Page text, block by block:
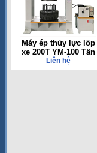
Máy ép thủy lực lốp
xe 200T YM-100 Tấn
Liên hệ